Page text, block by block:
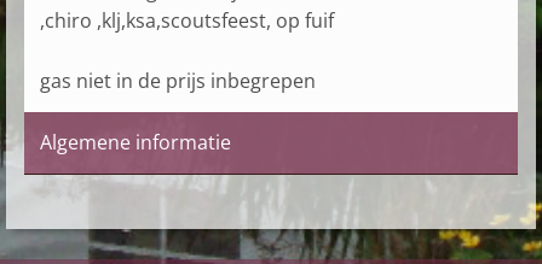
,chiro ,klj,ksa,scoutsfeest, op fuif
gas niet in de prijs inbegrepen
Algemene informatie